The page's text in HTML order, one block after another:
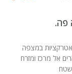
פה.
אטרקציות במצפה
אל מרכז ומזרח
שטח